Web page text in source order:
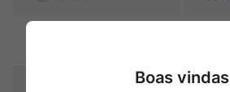
Graduação AlcóoliBoas vindas